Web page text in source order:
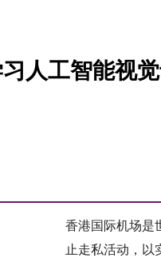
人工智能视
香港国际机场是
止走私活动，以